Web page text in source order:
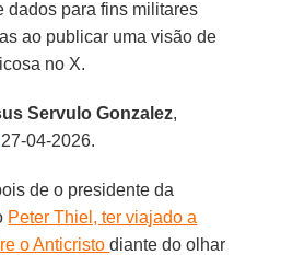
dados para fins militares
ao publicar uma visão de
no X.
Servulo Gonzalez,
04-2026.
de o presidente da
Peter Thiel, ter viajado a
o Anticristodiante do olhar